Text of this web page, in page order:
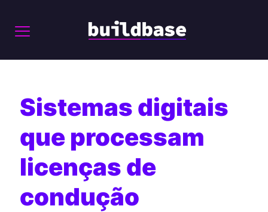
Sistemas digitais
que processam
licenças de
condução